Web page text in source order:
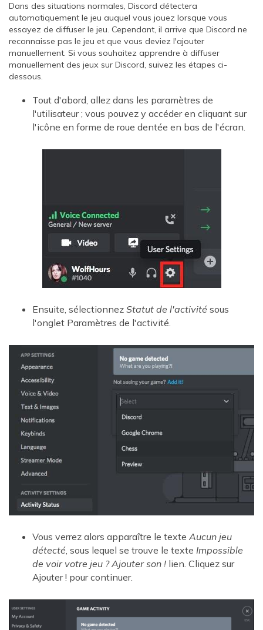
Dans des situations normales, Discord détectera
automatiquement le jeu auquel vous jouez lorsque vous
essayez de diffuser le jeu. Cependant, il arrive que Discord ne
reconnaisse pas le jeu et que vous deviez l'ajouter
manuellement. Si vous souhaitez apprendre à diffuser
manuellement des jeux sur Discord, suivez les étapes ci-
dessous.
Tout d'abord, allez dans les paramètres de
l'utilisateur ; vous pouvez y accéder en cliquant sur
l'icône en forme de roue dentée en bas de l'écran.
Ensuite, sélectionnez Statut de l'activité sous
l'onglet Paramètres de l'activité.
Vous verrez alors apparaître le texte Aucun jeu
détecté, sous lequel se trouve le texte Impossible
de voir votre jeu ? Ajouter son ! lien. Cliquez sur
Ajouter ! pour continuer.